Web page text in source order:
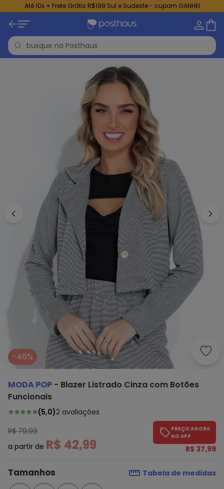
Até 10x + Frete Grátis R$199 Sul e Sudeste - cupom GANHEI
-46%
MODA POP - Blazer Listrado Cinza com Botões
Funcionais
(5,0)2 avaliações
R$ 79,99
a partir de R$ 42,99
PREÇO AGORA
NO APP
R$ 37,99
Tamanhos Tabela de medidas